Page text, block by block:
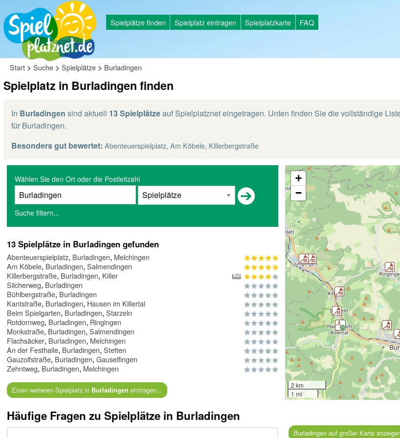
Spielplätze finden Spielplatz eintragen Spielplatzkarte FAQ
Start > Suche > Spielplätze > Burladingen
Spielplatz in Burladingen finden
In Burladingen sind aktuell 13 Spielplätzeauf Spielplatznet eingetragen. Unten finden Sie die vollständige
für Burladingen.
Besonders gut bewertet: Abenteuerspielplatz, Am Köbele, Killerbergstraße
Wählen Sie den Ort oder die Postleitzahl
Suche filtern...
13 Spielplätze in Burladingen gefunden
Abenteuerspielplatz, Burladingen, Melchingen
Am Köbele, Burladingen, Salmendingen
Killerbergstraße, Burladingen, Killer
Silcherweg, Burladingen
Bühlbergstraße, Burladingen
Kantstraße, Burladingen, Hausen im Killertal
Beim Spielgarten, Burladingen, Starzeln
Rotdornweg, Burladingen, Ringingen
Monkstraße, Burladingen, Salmendingen
Flachsäcker, Burladingen, Melchingen
An der Festhalle, Burladingen, Stetten
Gauzolfstraße, Burladingen, Gauselfingen
Zehntweg, Burladingen, Melchingen
Einen weiteren Spielplatz in Burladingen eintragen...
Häufige Fragen zu Spielplätze in Burladingen
+
−
2 km
1 mi
Burladingen auf großer Karte